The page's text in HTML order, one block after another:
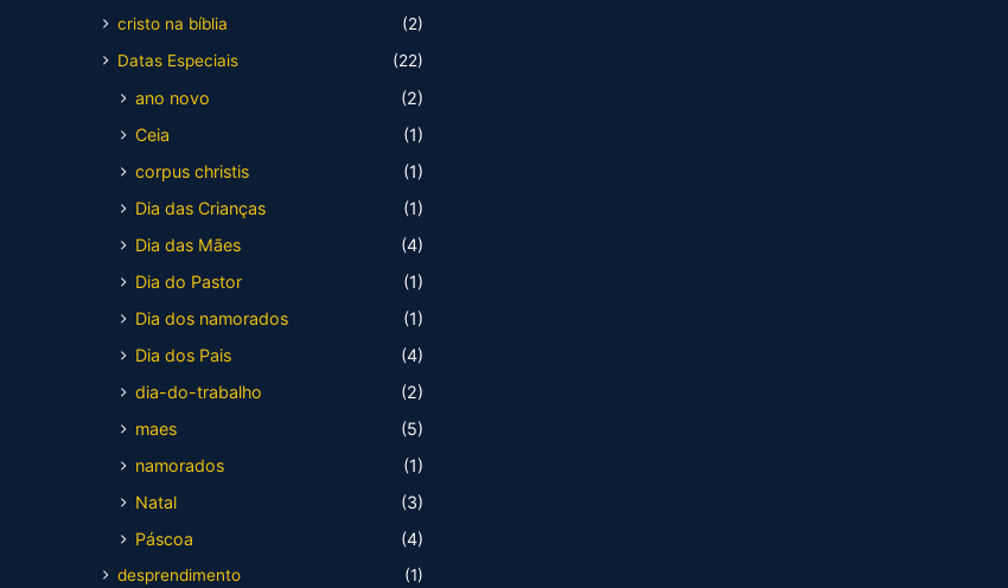
cristo na bíblia
(2)
Datas Especiais
(22)
ano novo
(2)
Ceia
(1)
corpus christis
(1)
Dia das Crianças
(1)
Dia das Mães
(4)
Dia do Pastor
(1)
Dia dos namorados
(1)
Dia dos Pais
(4)
dia-do-trabalho
(2)
maes
(5)
namorados
(1)
Natal
(3)
Páscoa
(4)
desprendimento
(1)